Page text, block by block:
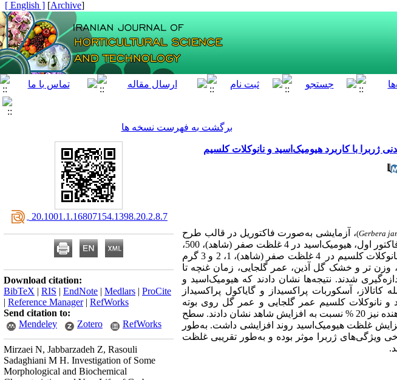
[
Archive
]
[ English ]
برگشت به فهرست نسخه ها
با کاربرد هیومیک‌اسید و نانوکلات کلسیم
(Gerbera ، آزمایشی به‌صورت فاکتوریل در قالب طرح
اجرا شد. فاکتور اول، هیومیک‌اسید در 4 غلظت صفر (شاهد)، 500،
کلسیم در 4
غلظت صفر (شاهد)، 1، 2 و 3 گرم
تر و خشک گل آذین، عمر گلجایی، زمان غنچه تا
شدند. نتیجه‌‌ها نشان دادند که هیومیک‌اسید و
آسکوربات پراکسیداز و گایاکول پراکسیداز
هیومیک‌اسید و نانوکلات کلسیم عمر گلجایی و عمر گل روی بوته
به‌ترتیب افزایش 57 و 31 درصدی نسبت به شاهد داشتند. قطر گل و ساقه گلدهنده نیز 20 % نسبت به افزایش شاهد نشان دادند. سطح
غلظت هیومیک‌اسید روند افزایشی داشت. به‌طور
ویژگی‌های ژربرا موثر بوده و به‌طور تقریبی غلظت
‎ 20.1001.1.16807154.1398.20.2.8.7
Download citation:
BibTeX | RIS | EndNote | Medlars | ProCite
| Reference Manager| RefWorks
Send citation to:
Mendeley
Zotero RefWorks
Mirzaei N, Jabbarzadeh Z, Rasouli
Sadaghiani M H. Investigation of Some
Morphological and Biochemical